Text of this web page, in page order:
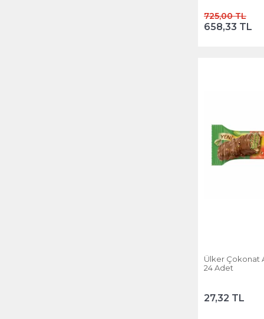
725,00 TL
658,33 TL
Ülker Çokonat
24 Adet
27,32 TL